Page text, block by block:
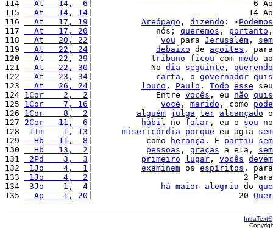
114
  At   14,  6
|                                 6
115
  At   14, 14
|                                14
116
  At   17, 19
Areópago , dizendo : «Podemos
117
  At   17, 20
|             nós; queremos , portanto
118
  At   20, 22
vou para Jerusalém , sem
119
  At   22, 24
debaixo de açoites ,
120
  At   22, 29
tribuno ficou com medo
121
  At   22, 30
|            No dia seguinte , querendo
122
  At   23, 34
carta , o governador quis
123
  At   26, 24
louco , Paulo . Todo esse
124 1Cor    2,  2 |             Entre vocês , eu não quis
125 1Cor    7, 16 você , marido , como pode
126 1Cor    8,  2 alguém julga ter alcançado
127 2Cor   11,  6 hábil no falar , eu o sou
128
1Tm    1, 13 misericórdia porque eu agia sem
129
  Hb   11,  8
|           como herança . E partiu
sem
130
  Hb   13,  2
pessoas , graças a ela, sem
131
2Pd    3,  3 primeiro lugar , vocês devem
132
1Jo    4,  1 examinem os espíritos ,
133
1Jo    4,  2 |                               2
134
3Jo    1,  4 há maior alegria do que
135
  Ap    1, 20
|                              20 Quer
IntraText®